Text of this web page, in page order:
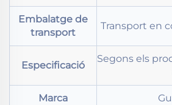
Embalatge de
transport
Transport en
Especificació
Segons els
Marca